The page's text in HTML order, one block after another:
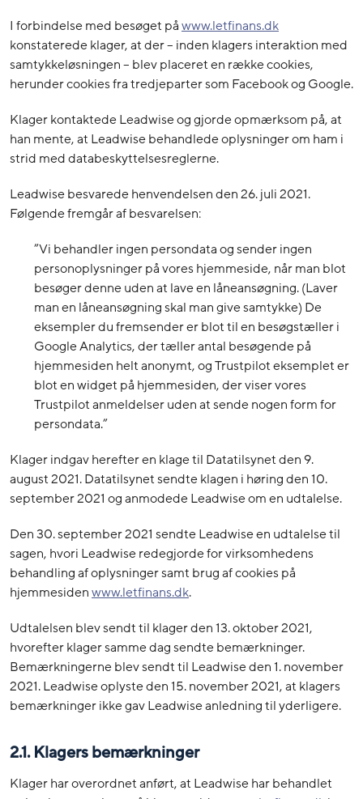
I forbindelse med besøget påwww.letfinans.dk
konstaterede klager, at der – inden klagers interaktion med
samtykkeløsningen – blev placeret en række cookies,
herunder cookies fra tredjeparter som Facebook og Google.
Klager kontaktede Leadwise og gjorde opmærksom på, at
han mente, at Leadwise behandlede oplysninger om ham i
strid med databeskyttelsesreglerne.
Leadwise besvarede henvendelsen den 26. juli 2021.
Følgende fremgår af besvarelsen:
”Vi behandler ingen persondata og sender ingen
personoplysninger på vores hjemmeside, når man blot
besøger denne uden at lave en låneansøgning. (Laver
man en låneansøgning skal man give samtykke) De
eksempler du fremsender er blot til en besøgstæller i
Google Analytics, der tæller antal besøgende på
hjemmesiden helt anonymt, og Trustpilot eksemplet er
blot en widget på hjemmesiden, der viser vores
Trustpilot anmeldelser uden at sende nogen form for
persondata.”
Klager indgav herefter en klage til Datatilsynet den 9.
august 2021. Datatilsynet sendte klagen i høring den 10.
september 2021 og anmodede Leadwise om en udtalelse.
Den 30. september 2021 sendte Leadwise en udtalelse til
sagen, hvori Leadwise redegjorde for virksomhedens
behandling af oplysninger samt brug af cookies på
hjemmesidenwww.letfinans.dk.
Udtalelsen blev sendt til klager den 13. oktober 2021,
hvorefter klager samme dag sendte bemærkninger.
Bemærkningerne blev sendt til Leadwise den 1. november
2021. Leadwise oplyste den 15. november 2021, at klagers
bemærkninger ikke gav Leadwise anledning til yderligere.
2.1. Klagers bemærkninger
Klager har overordnet anført, at Leadwise har behandlet